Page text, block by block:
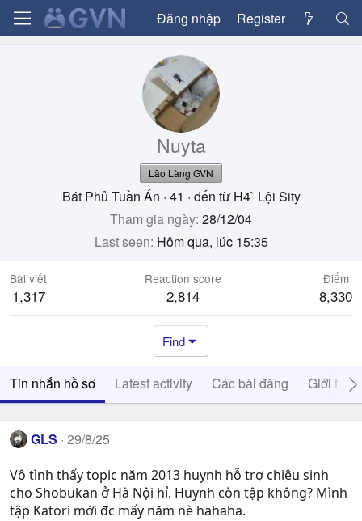
Đăng nhập Register
Nuyta
Lão Làng GVN
Bát Phủ Tuần Án · 41 · đến từ H4` Lội Sity
Tham gia ngày 28/12/04
Last seen Hôm qua, lúc 15:35
Bài viết
1,317
Reaction score
2,814
Điểm
8,330
Find
Tin nhắn hồ sơ Latest activity Các bài đăng Giới thiệu
GLS 29/8/25
Vô tình thấy topic năm 2013 huynh hỗ trợ chiêu sinh
cho Shobukan ở Hà Nội hỉ. Huynh còn tập không? Mình
tập Katori mới đc mấy năm nè hahaha.